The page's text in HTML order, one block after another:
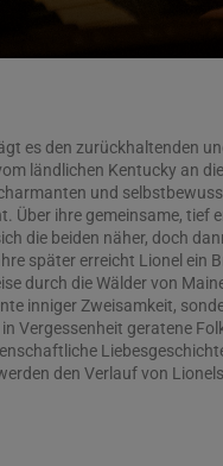
es den zurückhaltenden
ländlichen Kentucky an
und
Über ihre gemeinsame,
die beiden näher, doch
später erreicht Lionel ein
durch die Wälder von
inniger Zweisamkeit,
Vergessenheit geratene
den Verlauf von
SOUND konnte Regisseur